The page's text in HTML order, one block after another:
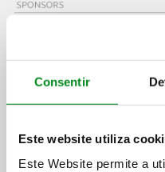
Consentir
Este website utiliza
Este Website permite a